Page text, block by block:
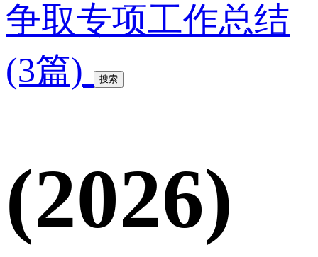
争取专项工作总结
(3篇)
搜索
(2026)